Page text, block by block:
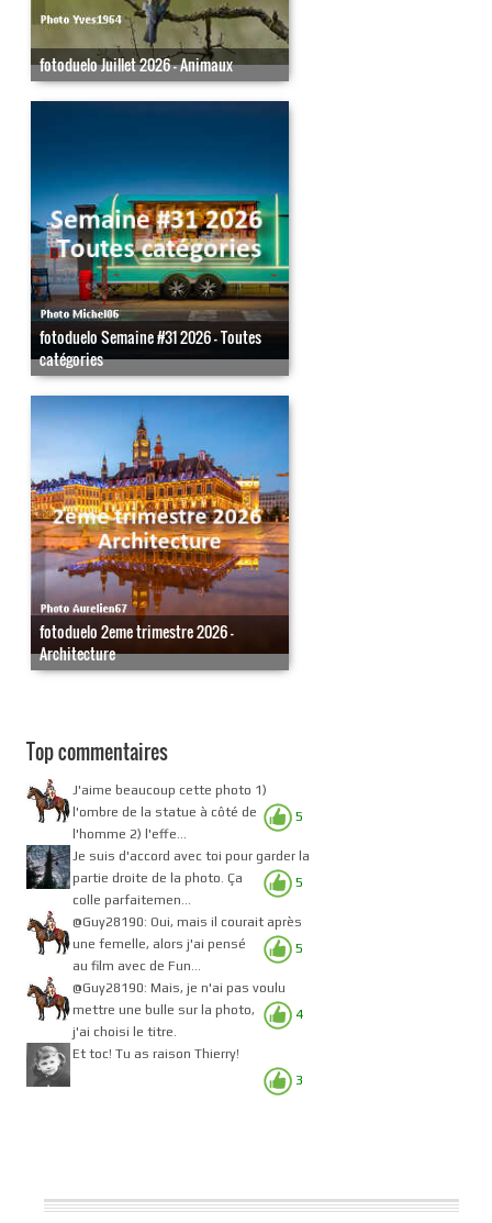
fotoduelo Juillet 2026 - Animaux
fotoduelo Semaine #31 2026 - Toutes
catégories
fotoduelo 2eme trimestre 2026 -
Architecture
Top commentaires
5
J'aime beaucoup cette photo 1)
l'ombre de la statue à côté de
l'homme 2) l'effe...
5
Je suis d'accord avec toi pour garder la
partie droite de la photo. Ça
colle parfaitemen...
5
@Guy28190: Oui, mais il courait après
une femelle, alors j'ai pensé
au film avec de Fun...
4
@Guy28190: Mais, je n'ai pas voulu
mettre une bulle sur la photo,
j'ai choisi le titre.
3
Et toc! Tu as raison Thierry!